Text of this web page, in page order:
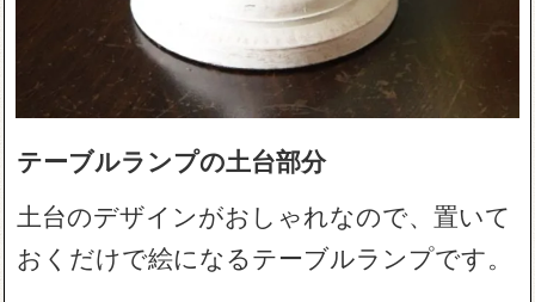
テーブルランプの土台部分
土台のデザインがおしゃれなので、置いて
おくだけで絵になるテーブルランプです。